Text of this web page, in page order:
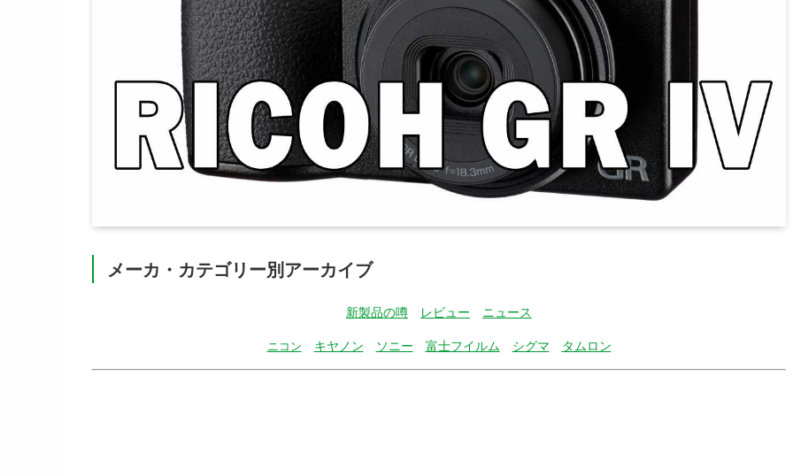
メーカ・カテゴリー別アーカイブ
新製品の噂 レビュー ニュース
ニコン キヤノン ソニー 富士フイルム シグマ タムロン